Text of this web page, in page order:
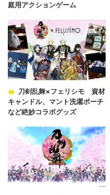
庭用アクションゲーム
刀剣乱舞×フェリシモ 資材
キャンドル、マント洗濯ポーチ
など絶妙コラボグッズ